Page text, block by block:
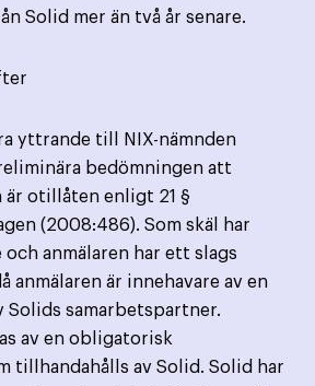
Solid mer än två år senare.
yttrande till NIX-nämnden
bedömningen att
är otillåten enligt 21 §
(2008:486). Som skäl har
anmälaren har ett slags
anmälaren är innehavare av en
Solids samarbetspartner.
av en obligatorisk
tillhandahålls av Solid. Solid har